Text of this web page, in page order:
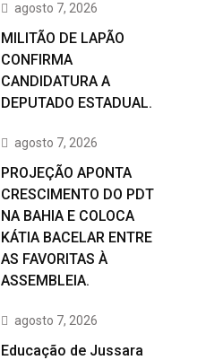
agosto 7, 2026
MILITÃO DE LAPÃO
CONFIRMA
CANDIDATURA A
DEPUTADO ESTADUAL.
agosto 7, 2026
PROJEÇÃO APONTA
CRESCIMENTO DO PDT
NA BAHIA E COLOCA
KÁTIA BACELAR ENTRE
AS FAVORITAS À
ASSEMBLEIA.
agosto 7, 2026
Educação de Jussara